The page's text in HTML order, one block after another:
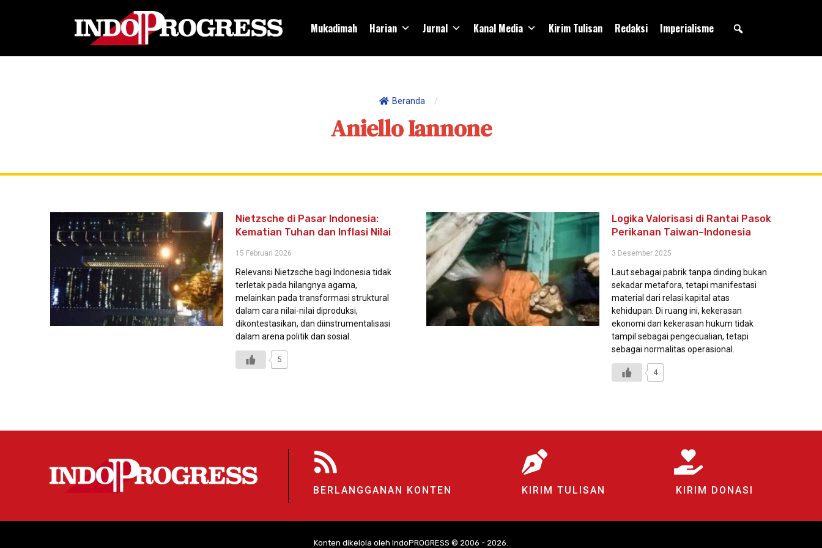
Mukadimah Harian Jurnal Kanal Media Kirim Tulisan Redaksi Imperialisme
Beranda /
Aniello Iannone
Nietzsche di Pasar Indonesia:
Kematian Tuhan dan Inflasi Nilai
15 Februari 2026
Relevansi Nietzsche bagi Indonesia tidak
terletak pada hilangnya agama,
melainkan pada transformasi struktural
dalam cara nilai-nilai diproduksi,
dikontestasikan, dan diinstrumentalisasi
dalam arena politik dan sosial.
5
Logika Valorisasi di Rantai Pasok
Perikanan Taiwan–Indonesia
3 Desember 2025
Laut sebagai pabrik tanpa dinding bukan
sekadar metafora, tetapi manifestasi
material dari relasi kapital atas
kehidupan. Di ruang ini, kekerasan
ekonomi dan kekerasan hukum tidak
tampil sebagai pengecualian, tetapi
sebagai normalitas operasional.
4
BERLANGGANAN KONTEN KIRIM TULISAN KIRIM DONASI
Konten dikelola oleh IndoPROGRESS © 2006 - 2026.